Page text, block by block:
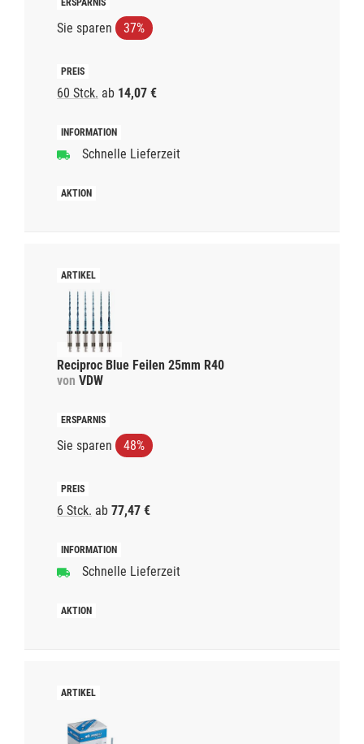
Sie sparen 37%
60 Stck. ab 14,07 €
Schnelle Lieferzeit
Reciproc Blue Feilen 25mm R40
von VDW
Sie sparen 48%
6 Stck. ab 77,47 €
Schnelle Lieferzeit